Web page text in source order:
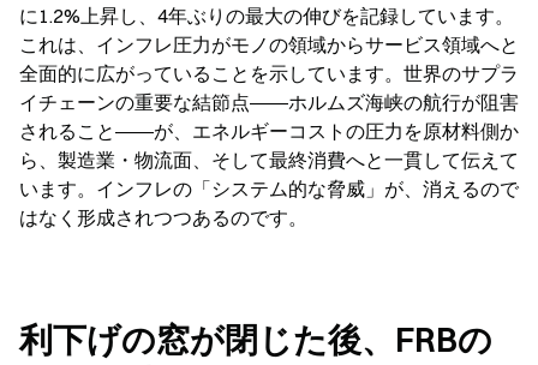
に1.2%上昇し、4年ぶりの最大の伸びを記録しています。
これは、インフレ圧力がモノの領域からサービス領域へと
全面的に広がっていることを示しています。世界のサプラ
イチェーンの重要な結節点――ホルムズ海峡の航行が阻害
されること――が、エネルギーコストの圧力を原材料側か
ら、製造業・物流面、そして最終消費へと一貫して伝えて
います。インフレの「システム的な脅威」が、消えるので
はなく形成されつつあるのです。
利下げの窓が閉じた後、FRBの